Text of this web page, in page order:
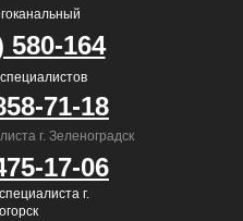
г.
г. Зеленоградск
71-18
17-06
580-164